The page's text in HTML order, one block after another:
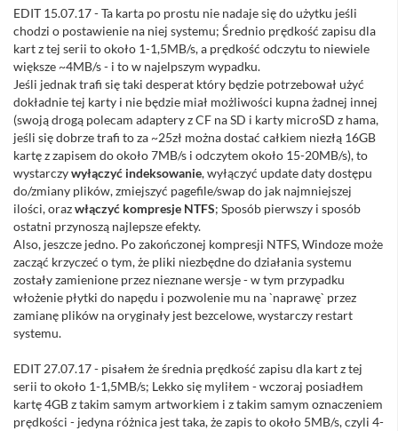
EDIT 15.07.17 - Ta karta po prostu nie nadaje się do użytku jeśli
chodzi o postawienie na niej systemu; Średnio prędkość zapisu dla
kart z tej serii to około 1-1,5MB/s, a prędkość odczytu to niewiele
większe ~4MB/s - i to w najelpszym wypadku.
Jeśli jednak trafi się taki desperat który będzie potrzebował użyć
dokładnie tej karty i nie będzie miał możliwości kupna żadnej innej
(swoją drogą polecam adaptery z CF na SD i karty microSD z hama,
jeśli się dobrze trafi to za ~25zł można dostać całkiem niezłą 16GB
kartę z zapisem do około 7MB/s i odczytem około 15-20MB/s), to
wystarczywyłączyć indeksowanie, wyłączyć update daty dostępu
do/zmiany plików, zmiejszyć pagefile/swap do jak najmniejszej
ilości, orazwłączyć kompresje NTFS; Sposób pierwszy i sposób
ostatni przynoszą najlepsze efekty.
Also, jeszcze jedno. Po zakończonej kompresji NTFS, Windoze może
zacząć krzyczeć o tym, że pliki niezbędne do działania systemu
zostały zamienione przez nieznane wersje - w tym przypadku
włożenie płytki do napędu i pozwolenie mu na `naprawę` przez
zamianę plików na oryginały jest bezcelowe, wystarczy restart
systemu.
EDIT 27.07.17 - pisałem że średnia prędkość zapisu dla kart z tej
serii to około 1-1,5MB/s; Lekko się myliłem - wczoraj posiadłem
kartę 4GB z takim samym artworkiem i z takim samym oznaczeniem
prędkości - jedyna różnica jest taka, że zapis to około 5MB/s, czyli 4-